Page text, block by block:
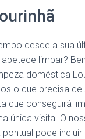
desde a sua
limpar?
doméstica
o que precisa de
que conseguirá
única visita. O
pode incluir